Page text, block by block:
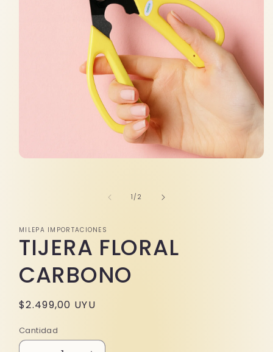
modal
1 /de
2
MILEPA IMPORTACIONES
TIJERA FLORAL
CARBONO
Precio
$2.499,00 UYU
Cantidad